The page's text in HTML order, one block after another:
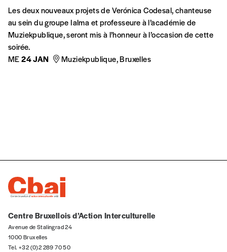
Les deux nouveaux projets de Verónica Codesal, chanteuse
au sein du groupe Ialma et professeure à l’académie de
Muziekpublique, seront mis à l’honneur à l’occasion de cette
soirée.
ME24 JAN Muziekpublique, Bruxelles
Centre Bruxellois d’Action Interculturelle
Avenue de Stalingrad 24
1000 Bruxelles
Tel. +32 (0)2 289 70 50